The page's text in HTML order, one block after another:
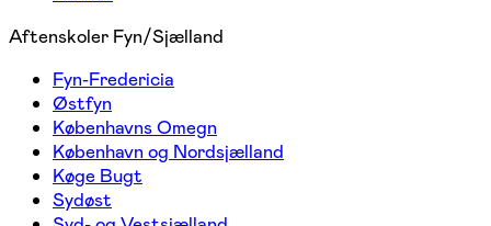
Aftenskoler Fyn/Sjælland
Fyn-Fredericia
Østfyn
Københavns Omegn
København og Nordsjælland
Køge Bugt
Sydøst